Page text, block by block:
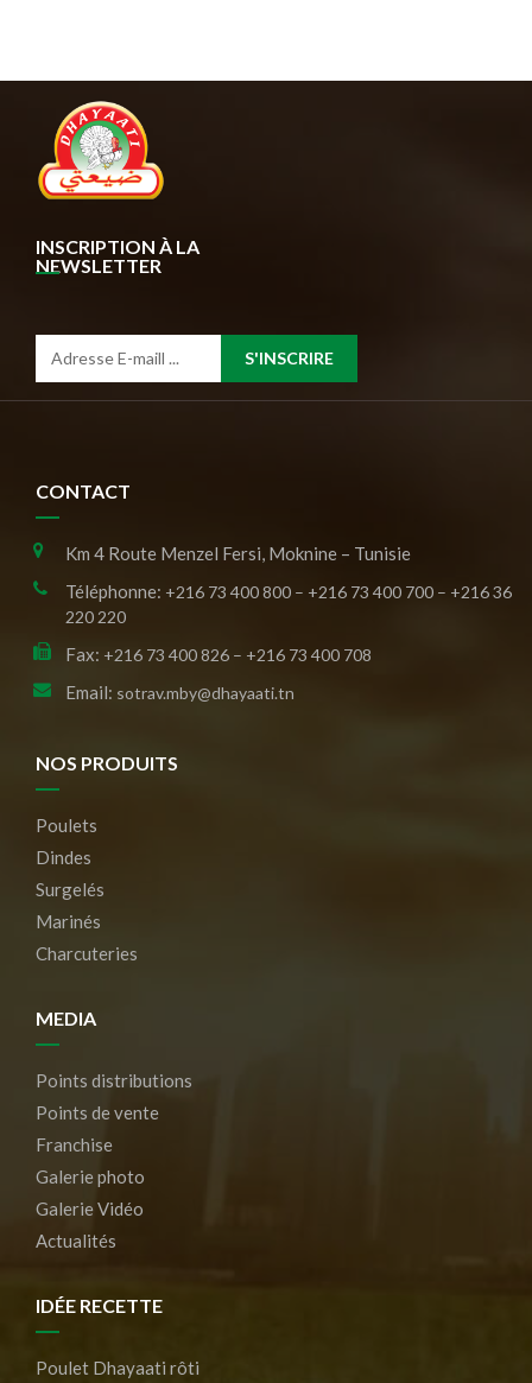
INSCRIPTION À LA
NEWSLETTER
S'INSCRIRE
CONTACT
Km 4 Route Menzel Fersi, Moknine – Tunisie
Téléphonne: +216 73 400 800 – +216 73 400 700 – +216 36
220 220
Fax: +216 73 400 826 – +216 73 400 708
Email: sotrav.mby@dhayaati.tn
NOS PRODUITS
Poulets
Dindes
Surgelés
Marinés
Charcuteries
MEDIA
Points distributions
Points de vente
Franchise
Galerie photo
Galerie Vidéo
Actualités
IDÉE RECETTE
Poulet Dhayaati rôti